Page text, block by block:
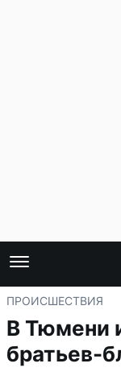
ПРОИСШЕСТВИЯ
В Тюмени
братьев-